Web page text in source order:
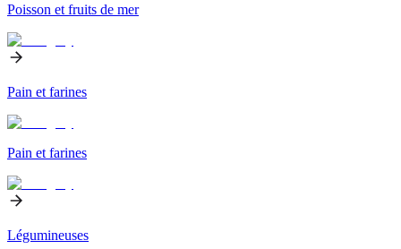
Poisson et fruits de mer
Pain et farines
Pain et farines
Légumineuses